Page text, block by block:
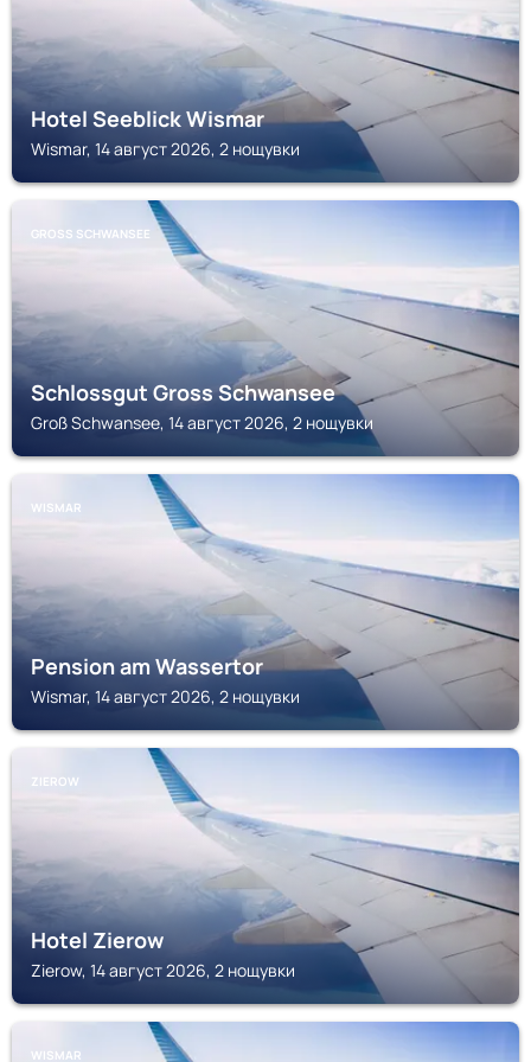
Hotel Seeblick Wismar
Wismar, 14 август 2026, 2 нощувки
GROSS SCHWANSEE
Schlossgut Gross Schwansee
Groß Schwansee, 14 август 2026, 2 нощувки
WISMAR
Pension am Wassertor
Wismar, 14 август 2026, 2 нощувки
ZIEROW
Hotel Zierow
Zierow, 14 август 2026, 2 нощувки
WISMAR